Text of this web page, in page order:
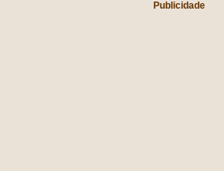
Publicidade